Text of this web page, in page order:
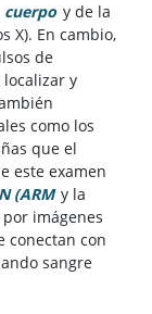
cuerpo y de la
X). En cambio,
de
y
como los
que el
este examen
(ARM y la
imágenes
conectan con
sangre